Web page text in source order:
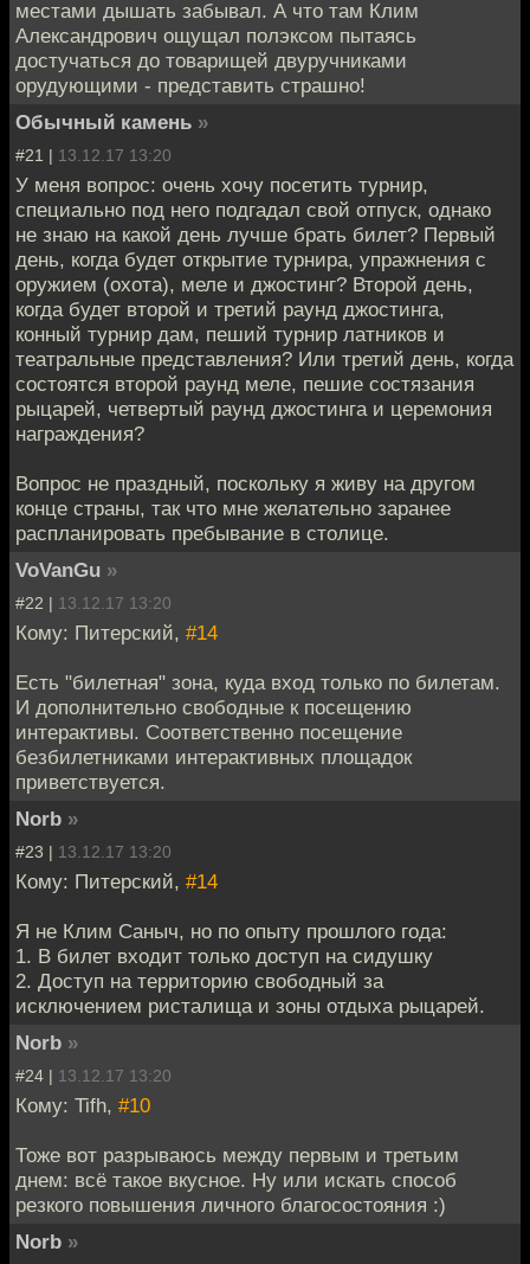
местами дышать забывал. А что там Клим
Александрович ощущал полэксом пытаясь
достучаться до товарищей двуручниками
орудующими - представить страшно!
Обычный камень »
#21 | 13.12.17 13:20
У меня вопрос: очень хочу посетить турнир,
специально под него подгадал свой отпуск, однако
не знаю на какой день лучше брать билет? Первый
день, когда будет открытие турнира, упражнения с
оружием (охота), меле и джостинг? Второй день,
когда будет второй и третий раунд джостинга,
конный турнир дам, пеший турнир латников и
театральные представления? Или третий день, когда
состоятся второй раунд меле, пешие состязания
рыцарей, четвертый раунд джостинга и церемония
награждения?
Вопрос не праздный, поскольку я живу на другом
конце страны, так что мне желательно заранее
распланировать пребывание в столице.
VoVanGu »
#22 | 13.12.17 13:20
Кому: Питерский, #14
Есть "билетная" зона, куда вход только по билетам.
И дополнительно свободные к посещению
интерактивы. Соответственно посещение
безбилетниками интерактивных площадок
приветствуется.
Norb »
#23 | 13.12.17 13:20
Кому: Питерский, #14
Я не Клим Саныч, но по опыту прошлого года:
1. В билет входит только доступ на сидушку
2. Доступ на территорию свободный за
исключением ристалища и зоны отдыха рыцарей.
Norb »
#24 | 13.12.17 13:20
Кому: Tifh, #10
Тоже вот разрываюсь между первым и третьим
днем: всё такое вкусное. Ну или искать способ
резкого повышения личного благосостояния :)
Norb »